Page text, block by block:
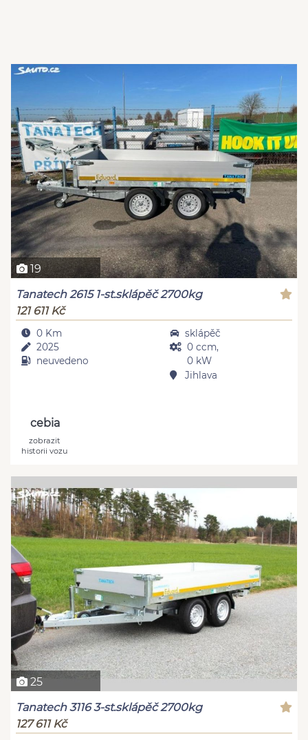
19
Tanatech 2615 1-st.sklápěč 2700kg
121 611 Kč
0 Km
2025
neuvedeno
sklápěč
0 ccm,
0 kW
Jihlava
cebia
zobrazit
historii vozu
25
Tanatech 3116 3-st.sklápěč 2700kg
127 611 Kč